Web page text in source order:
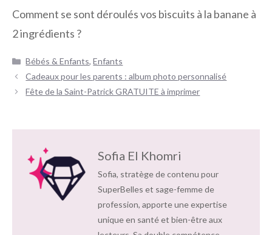
Comment se sont déroulés vos biscuits à la banane à
2 ingrédients ?
Catégories
Bébés & Enfants,Enfants
Navigation
des
Cadeaux pour les parents : album photo personnalisé
Fête de la Saint-Patrick GRATUITE à imprimer
Sofia El Khomri
Sofia, stratège de contenu pour
SuperBelles et sage-femme de
profession, apporte une expertise
unique en santé et bien-être aux